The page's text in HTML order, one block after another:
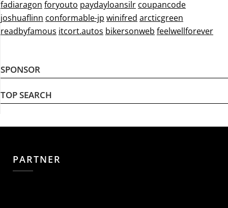
fadiaragon foryouto paydayloansilr coupancode
joshuaflinn conformable-jp winifred arcticgreen
readbyfamous itcort.autos bikersonweb feelwellforever
SPONSOR
TOP SEARCH
PARTNER